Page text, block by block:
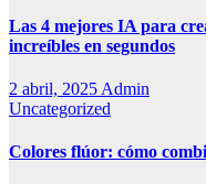
Las 4 mejores IA para
increíbles en segundos
2 abril, 2025 Admin
Uncategorized
Colores flúor: cómo